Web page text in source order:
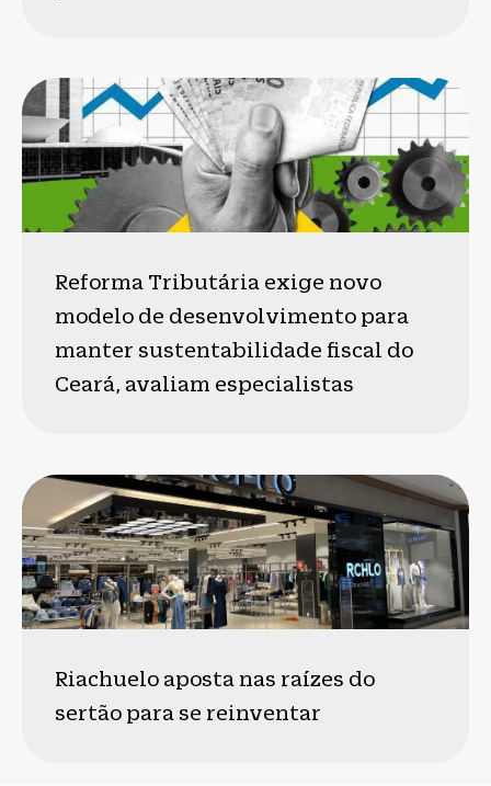
Reforma Tributária exige novo
modelo de desenvolvimento para
manter sustentabilidade fiscal do
Ceará, avaliam especialistas
Riachuelo aposta nas raízes do
sertão para se reinventar